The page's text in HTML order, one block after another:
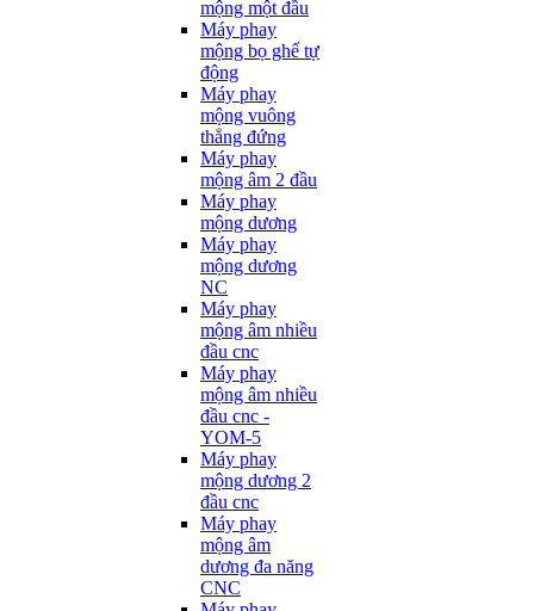
mộng một đầu
Máy phay
mộng bọ ghế tự
động
Máy phay
mộng vuông
thẳng đứng
Máy phay
mộng âm 2 đầu
Máy phay
mộng dương
Máy phay
mộng dương
NC
Máy phay
mộng âm nhiều
đầu cnc
Máy phay
mộng âm nhiều
đầu cnc -
YOM-5
Máy phay
mộng dương 2
đầu cnc
Máy phay
mộng âm
dương đa năng
CNC